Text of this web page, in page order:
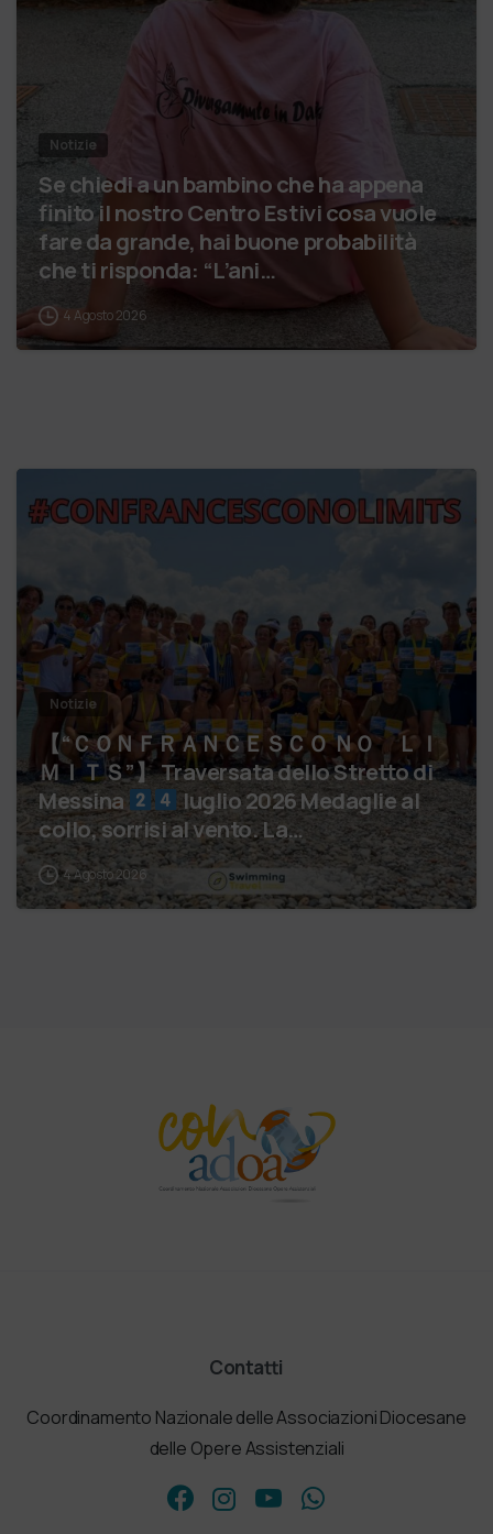
Notizie
Se chiedi a un bambino che ha appena
finito il nostro Centro Estivi cosa vuole
fare da grande, hai buone probabilità
che ti risponda: “L’ani…
4 Agosto 2026
Notizie
【 “ＣＯＮＦＲＡＮＣＥＳＣＯ ＮＯ ＬＩ
ＭＩＴＳ”】 Traversata dello Stretto di
Messina
luglio 2026 Medaglie al
collo, sorrisi al vento. La…
4 Agosto 2026
Contatti
Coordinamento Nazionale delle Associazioni Diocesane
delle Opere Assistenziali